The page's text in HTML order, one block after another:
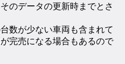
のデータの更新時までとさ
数が少ない車両も含まれて
完売になる場合もあるので